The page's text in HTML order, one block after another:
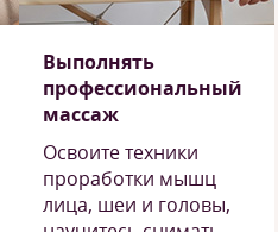
Выполнять
профессиональный
массаж
Освоите техники
проработки мышц
лица, шеи и головы,